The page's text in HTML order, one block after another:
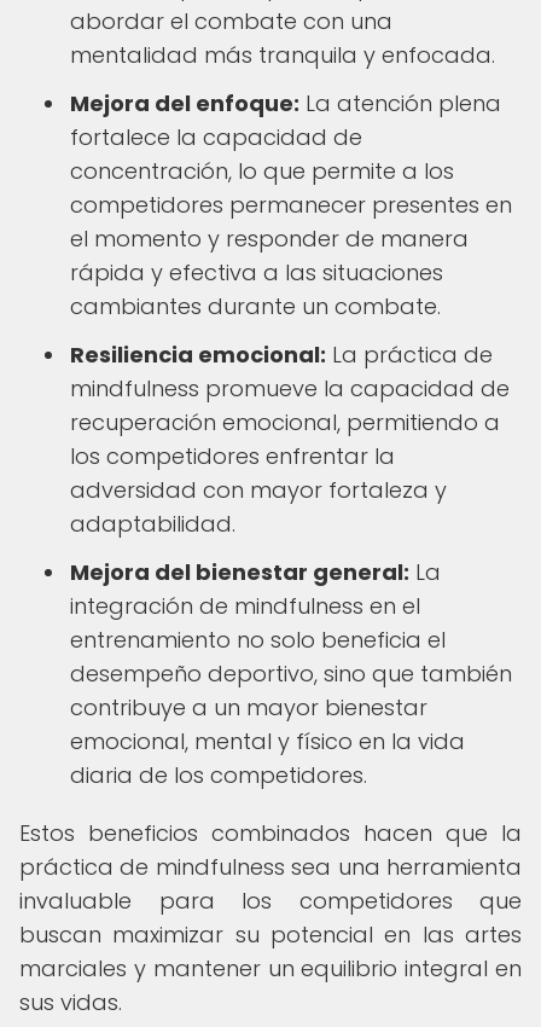
abordar el combate con una
mentalidad más tranquila y enfocada.
Mejora del enfoque: La atención plena
fortalece la capacidad de
concentración, lo que permite a los
competidores permanecer presentes en
el momento y responder de manera
rápida y efectiva a las situaciones
cambiantes durante un combate.
Resiliencia emocional: La práctica de
mindfulness promueve la capacidad de
recuperación emocional, permitiendo a
los competidores enfrentar la
adversidad con mayor fortaleza y
adaptabilidad.
Mejora del bienestar general: La
integración de mindfulness en el
entrenamiento no solo beneficia el
desempeño deportivo, sino que también
contribuye a un mayor bienestar
emocional, mental y físico en la vida
diaria de los competidores.
Estos beneficios combinados hacen que la
práctica de mindfulness sea una herramienta
invaluable para los competidores que
buscan maximizar su potencial en las artes
marciales y mantener un equilibrio integral en
sus vidas.